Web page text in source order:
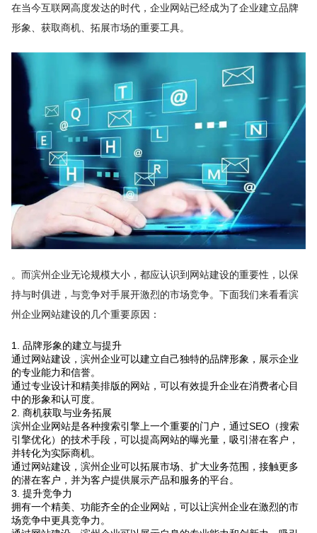
在当今互联网高度发达的时代，企业网站已经成为了企业建立品牌
形象、获取商机、拓展市场的重要工具。
。而滨州企业无论规模大小，都应认识到网站建设的重要性，以保
持与时俱进，与竞争对手展开激烈的市场竞争。下面我们来看看滨
州企业网站建设的几个重要原因：
1. 品牌形象的建立与提升
通过网站建设，滨州企业可以建立自己独特的品牌形象，展示企业
的专业能力和信誉。
通过专业设计和精美排版的网站，可以有效提升企业在消费者心目
中的形象和认可度。
2. 商机获取与业务拓展
滨州企业网站是各种搜索引擎上一个重要的门户，通过SEO（搜索
引擎优化）的技术手段，可以提高网站的曝光量，吸引潜在客户，
并转化为实际商机。
通过网站建设，滨州企业可以拓展市场、扩大业务范围，接触更多
的潜在客户，并为客户提供展示产品和服务的平台。
3. 提升竞争力
拥有一个精美、功能齐全的企业网站，可以让滨州企业在激烈的市
场竞争中更具竞争力。